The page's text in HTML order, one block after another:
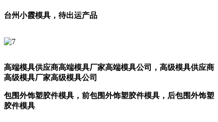
台州小霞模具，待出运产品
高端模具供应商高端模具厂家高端模具公司， 高级模具供应商
高级模具厂家高级模具公司
包围外饰塑胶件模具，前包围外饰塑胶件模具，后包围外饰塑
胶件模具